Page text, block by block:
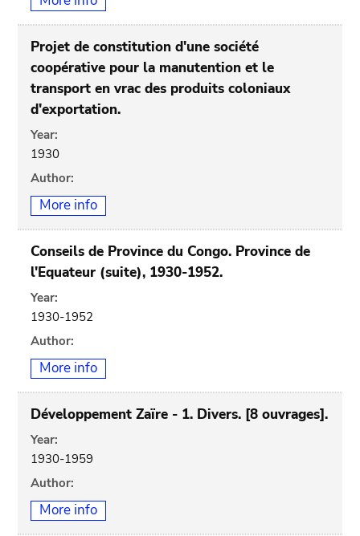
Projet de constitution d'une société
coopérative pour la manutention et le
transport en vrac des produits coloniaux
d'exportation.
Year:
1930
Author:
More info
Conseils de Province du Congo. Province de
l'Equateur (suite), 1930-1952.
Year:
1930-1952
Author:
More info
Développement Zaïre - 1. Divers. [8 ouvrages].
Year:
1930-1959
Author:
More info